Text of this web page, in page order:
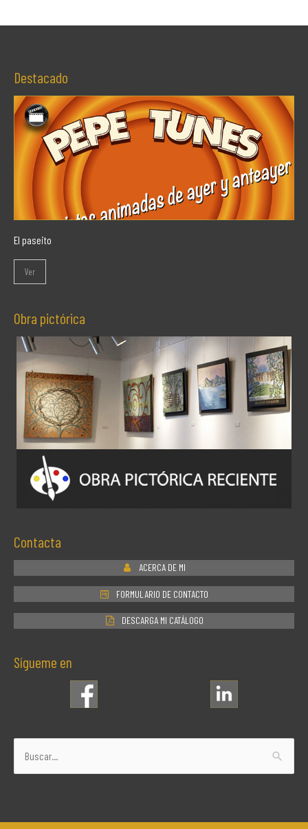
Destacado
El paseito
Ver
Obra pictórica
Contacta
ACERCA DE MI
FORMULARIO DE CONTACTO
DESCARGA MI CATÁLOGO
Sígueme en
Buscar
por: